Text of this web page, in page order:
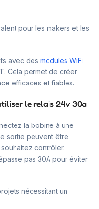
pour les makers et les
avec des modules WiFi
Cela permet de créer
efficaces et fiables.
le relais 24v 30a
la bobine à une
sortie peuvent être
contrôler.
pas 30A pour éviter
nécessitant un